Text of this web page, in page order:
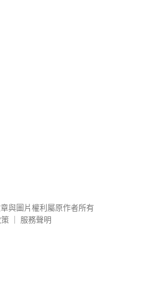
與圖片權利屬原作者所有
策
服務聲明